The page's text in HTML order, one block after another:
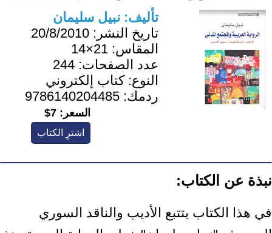
تأليف: نبيل سليمان
تاريخ النشر: 20/8/2010
المقاس: 21×14
عدد الصفحات: 244
النوع:كتاب إلكتروني
ردمك: 9786140204485
السعر: 7$
اشترِ الكتاب
نبذة عن الكتاب:
في هذا الكتاب يتتبع الأديب والناقد السوري